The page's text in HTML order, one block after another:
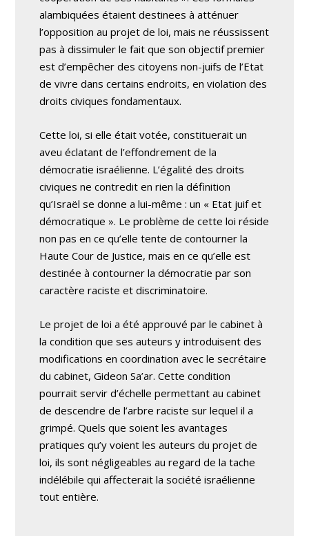
alambiquées étaient destinees à atténuer
l’opposition au projet de loi, mais ne réussissent
pas à dissimuler le fait que son objectif premier
est d’empêcher des citoyens non-juifs de l’Etat
de vivre dans certains endroits, en violation des
droits civiques fondamentaux.
Cette loi, si elle était votée, constituerait un
aveu éclatant de l’effondrement de la
démocratie israélienne. L’égalité des droits
civiques ne contredit en rien la définition
qu’Israël se donne a lui-même : un « Etat juif et
démocratique ». Le problème de cette loi réside
non pas en ce qu’elle tente de contourner la
Haute Cour de Justice, mais en ce qu’elle est
destinée à contourner la démocratie par son
caractère raciste et discriminatoire.
Le projet de loi a été approuvé par le cabinet à
la condition que ses auteurs y introduisent des
modifications en coordination avec le secrétaire
du cabinet, Gideon Sa’ar. Cette condition
pourrait servir d’échelle permettant au cabinet
de descendre de l’arbre raciste sur lequel il a
grimpé. Quels que soient les avantages
pratiques qu’y voient les auteurs du projet de
loi, ils sont négligeables au regard de la tache
indélébile qui affecterait la société israélienne
tout entière.